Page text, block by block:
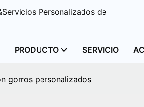
Personalizados de
PRODUCTO SERVICIO
gorros personalizados